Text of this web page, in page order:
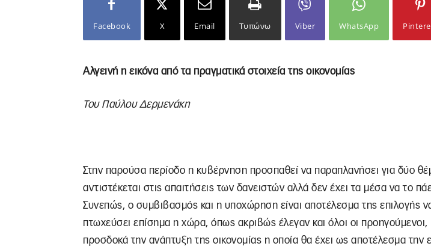
Facebook X Email Τυπώνω Viber WhatsApp
Αλγεινή η εικόνα από τα πραγματικά στοιχεία της οικονομίας
Του Παύλου Δερμενάκη
Στην παρούσα περίοδο η κυβέρνηση προσπαθεί να παραπλανήσει για δύο
αντιστέκεται στις απαιτήσεις των δανειστών αλλά δεν έχει τα μέσα να το
Συνεπώς, ο συμβιβασμός και η υποχώρηση είναι αποτέλεσμα της επιλογής
πτωχεύσει επίσημα η χώρα, όπως ακριβώς έλεγαν και όλοι οι προηγούμενοι,
προσδοκά την ανάπτυξη της οικονομίας η οποία θα έχει ως αποτέλεσμα